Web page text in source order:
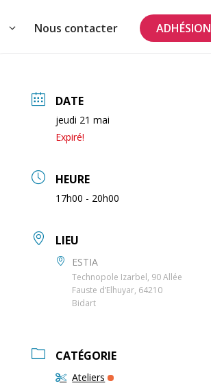
Nous contacter ADHÉSION
DATE
jeudi 21 mai
Expiré!
HEURE
17h00 - 20h00
LIEU
ESTIA
Technopole Izarbel, 90 Allée
Fauste d’Elhuyar, 64210
Bidart
CATÉGORIE
Ateliers